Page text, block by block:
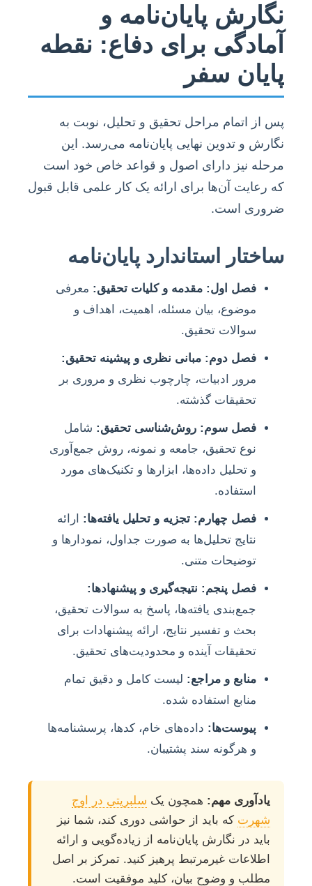
نگارش پایان‌نامه و
آمادگی برای دفاع: نقطه
پایان سفر
پس از اتمام مراحل تحقیق و تحلیل، نوبت به
نگارش و تدوین نهایی پایان‌نامه می‌رسد. این
مرحله نیز دارای اصول و قواعد خاص خود است
که رعایت آن‌ها برای ارائه یک کار علمی قابل قبول
ضروری است.
ساختار استاندارد پایان‌نامه
فصل اول: مقدمه و کلیات تحقیق: معرفی
موضوع، بیان مسئله، اهمیت، اهداف و
سوالات تحقیق.
فصل دوم: مبانی نظری و پیشینه تحقیق:
مرور ادبیات، چارچوب نظری و مروری بر
تحقیقات گذشته.
فصل سوم: روش‌شناسی تحقیق: شامل
نوع تحقیق، جامعه و نمونه، روش جمع‌آوری
و تحلیل داده‌ها، ابزارها و تکنیک‌های مورد
استفاده.
فصل چهارم: تجزیه و تحلیل یافته‌ها: ارائه
نتایج تحلیل‌ها به صورت جداول، نمودارها و
توضیحات متنی.
فصل پنجم: نتیجه‌گیری و پیشنهادها:
جمع‌بندی یافته‌ها، پاسخ به سوالات تحقیق،
بحث و تفسیر نتایج، ارائه پیشنهادات برای
تحقیقات آینده و محدودیت‌های تحقیق.
منابع و مراجع: لیست کامل و دقیق تمام
منابع استفاده شده.
پیوست‌ها: داده‌های خام، کدها، پرسشنامه‌ها
و هرگونه سند پشتیبان.
یادآوری مهم: همچون یک سلبریتی در اوج
شهرت که باید از حواشی دوری کند، شما نیز
باید در نگارش پایان‌نامه از زیاده‌گویی و ارائه
اطلاعات غیرمرتبط پرهیز کنید. تمرکز بر اصل
مطلب و وضوح بیان، کلید موفقیت است.